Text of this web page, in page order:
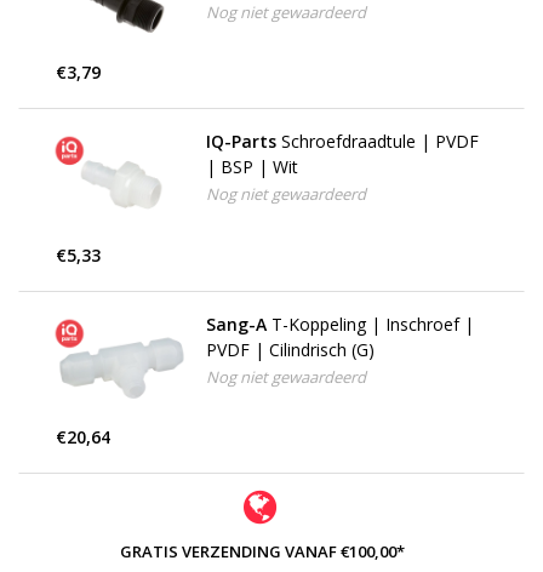
Nog niet gewaardeerd
€3,79
IQ-Parts Schroefdraadtule | PVDF
| BSP | Wit
Nog niet gewaardeerd
€5,33
Sang-A T-Koppeling | Inschroef |
PVDF | Cilindrisch (G)
Nog niet gewaardeerd
€20,64
GRATIS VERZENDING VANAF €100,00*